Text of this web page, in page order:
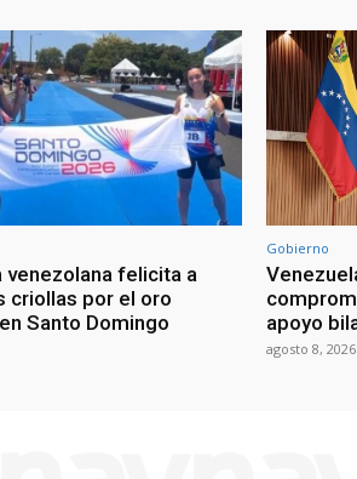
venezolana felicita a
criollas por el oro
Santo Domingo
Gobierno
apoyo
agosto 8, 2026